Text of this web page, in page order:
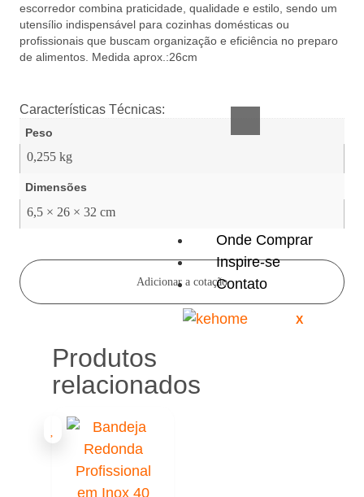
Onde Comprar
Inspire-se
Contato
X
escorredor combina praticidade, qualidade e estilo, sendo um
utensílio indispensável para cozinhas domésticas ou
profissionais que buscam organização e eficiência no preparo
de alimentos. Medida aprox.:26cm
Características Técnicas:
Peso
0,255 kg
Dimensões
6,5 × 26 × 32 cm
Adicionar a cotação
Produtos
relacionados